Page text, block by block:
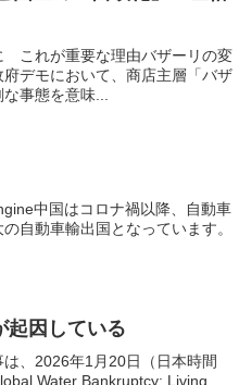
これが重要な理由バザーリの変
デモにおいて、商店主層「バザ
事態を意味...
中国はコロナ禍以降、自動車
自動車輸出国となっています。
起因している
、2026年1月20日（日本時間
Water Bankruptcy: Living